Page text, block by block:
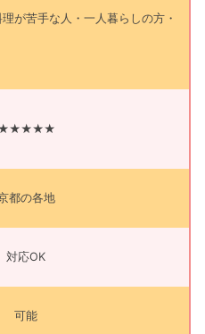
が苦手な人・一人暮らしの方・
都の各地
対応OK
可能